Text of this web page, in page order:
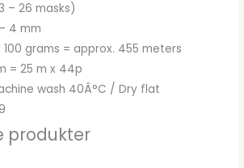
– 26 masks)
4 mm
grams = approx. 455 meters
= 25 m x 44p
wash 40Â°C / Dry flat
produkter